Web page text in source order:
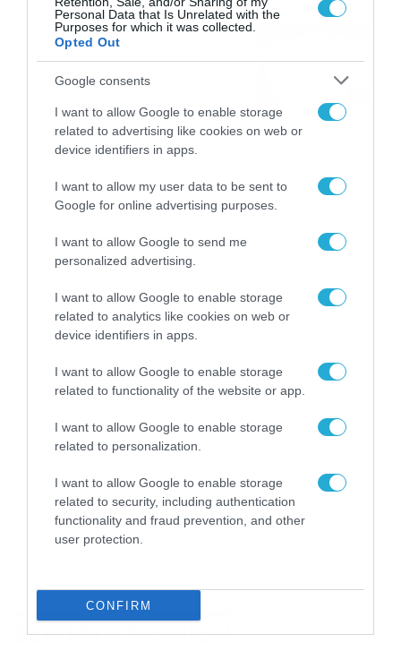
Personal Data that Is Unrelated with the
Purposes for which it was collected.
Opted Out
Google consents
I want to allow Google to enable storage
related to advertising like cookies on web or
device identifiers in apps.
I want to allow my user data to be sent to
Google for online advertising purposes.
I want to allow Google to send me
personalized advertising.
I want to allow Google to enable storage
related to analytics like cookies on web or
device identifiers in apps.
I want to allow Google to enable storage
related to functionality of the website or app.
I want to allow Google to enable storage
related to personalization.
I want to allow Google to enable storage
related to security, including authentication
functionality and fraud prevention, and other
user protection.
CONFIRM
Το Release Athens
Festival 2026 άφησε τις
καλύτερες μουσικές
αναμνήσεις
BEAUTY – FASHION